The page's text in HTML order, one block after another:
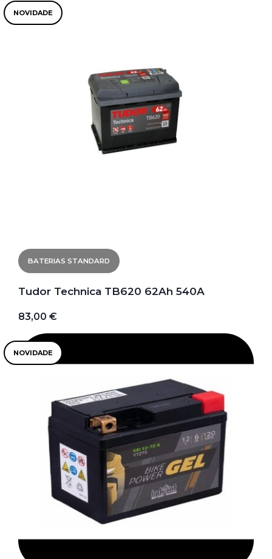
NOVIDADE
BATERIAS STANDARD
Tudor Technica TB620 62Ah 540A
83,00 €
NOVIDADE